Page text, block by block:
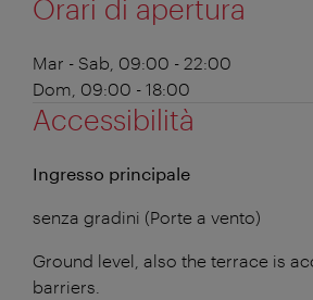
Orari di apertura
Mar - Sab, 09:00 - 22:00
Dom, 09:00 - 18:00
Accessibilità
Ingresso principale
senza gradini (Porte a vento)
Ground level, also the terrace is
barriers.